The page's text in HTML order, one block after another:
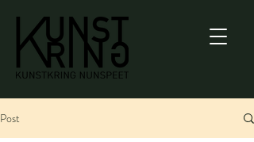
Post